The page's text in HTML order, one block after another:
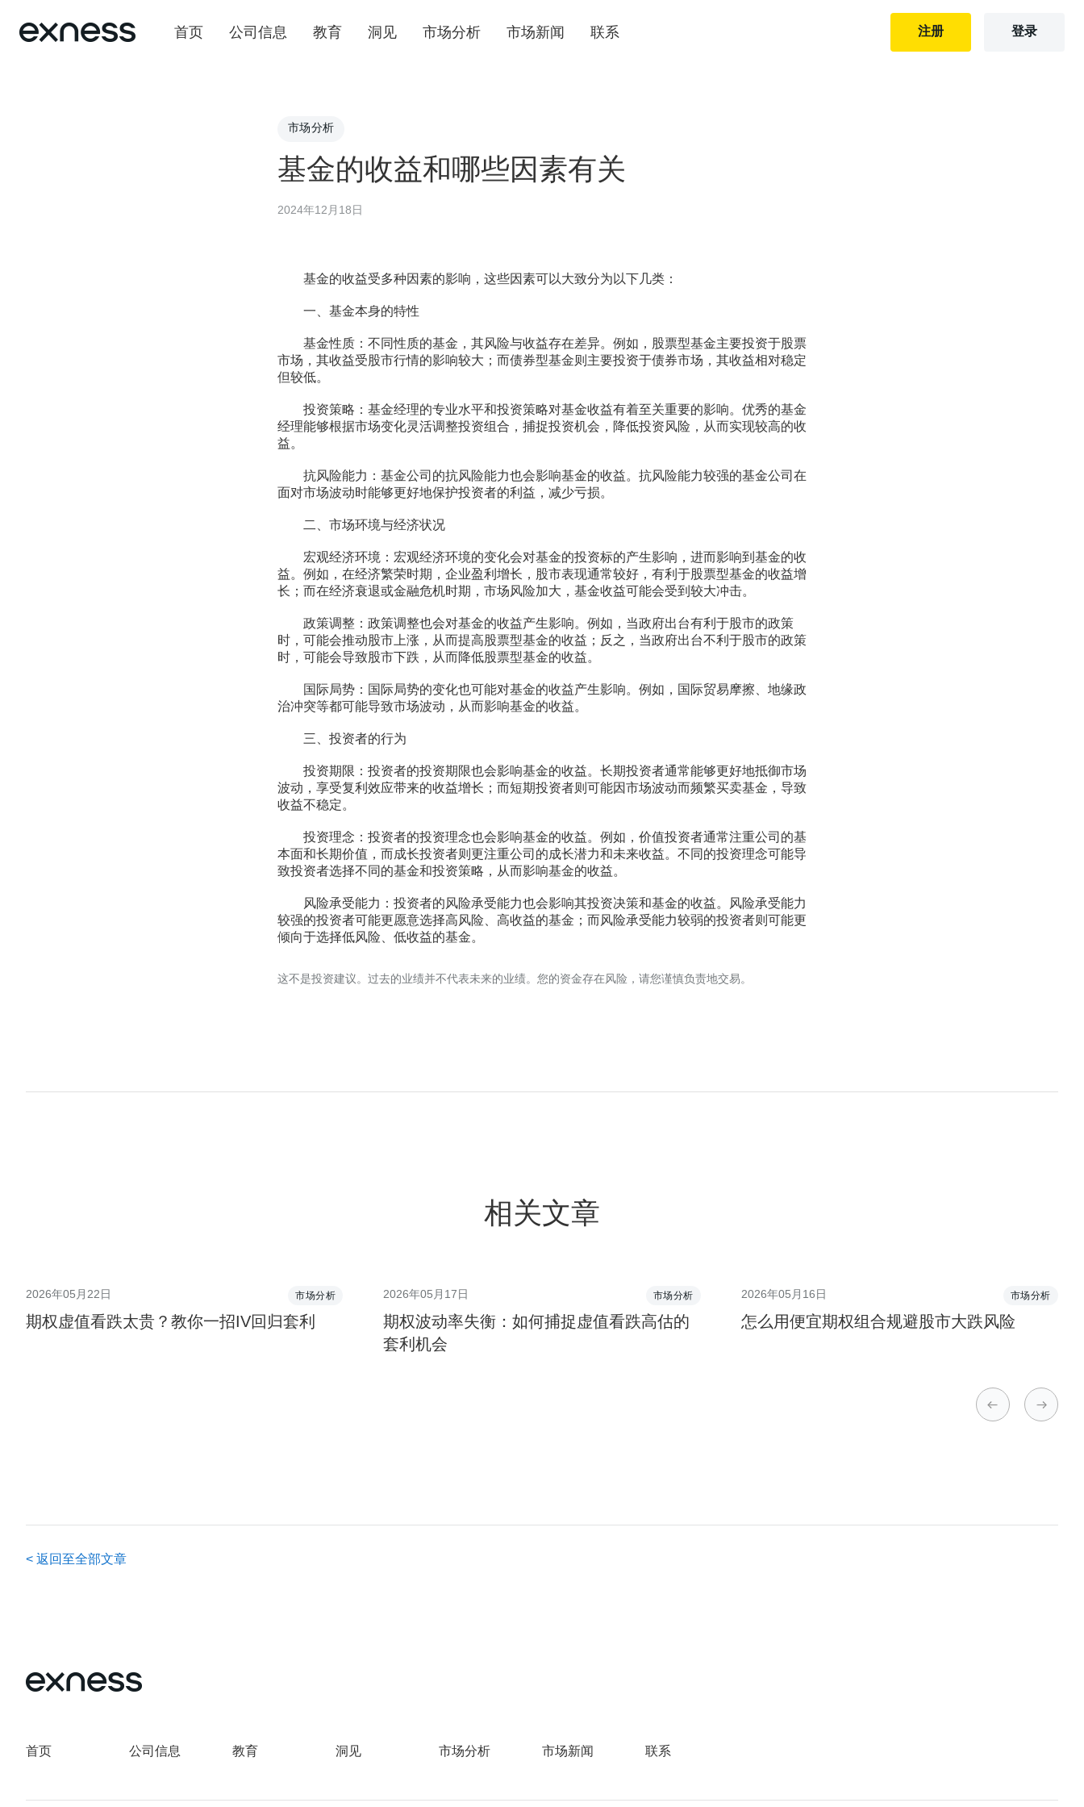
首页 公司信息 教育 洞见 市场分析 市场新闻 联系 注册 登录
市场分析
基金的收益和哪些因素有关
2024年12月18日
基金的收益受多种因素的影响，这些因素可以大致分为以下几类：
一、基金本身的特性
基金性质：不同性质的基金，其风险与收益存在差异。例如，股票型基金主要投资于股票
市场，其收益受股市行情的影响较大；而债券型基金则主要投资于债券市场，其收益相对稳定
但较低。
投资策略：基金经理的专业水平和投资策略对基金收益有着至关重要的影响。优秀的基金
经理能够根据市场变化灵活调整投资组合，捕捉投资机会，降低投资风险，从而实现较高的收
益。
抗风险能力：基金公司的抗风险能力也会影响基金的收益。抗风险能力较强的基金公司在
面对市场波动时能够更好地保护投资者的利益，减少亏损。
二、市场环境与经济状况
宏观经济环境：宏观经济环境的变化会对基金的投资标的产生影响，进而影响到基金的收
益。例如，在经济繁荣时期，企业盈利增长，股市表现通常较好，有利于股票型基金的收益增
长；而在经济衰退或金融危机时期，市场风险加大，基金收益可能会受到较大冲击。
政策调整：政策调整也会对基金的收益产生影响。例如，当政府出台有利于股市的政策
时，可能会推动股市上涨，从而提高股票型基金的收益；反之，当政府出台不利于股市的政策
时，可能会导致股市下跌，从而降低股票型基金的收益。
国际局势：国际局势的变化也可能对基金的收益产生影响。例如，国际贸易摩擦、地缘政
治冲突等都可能导致市场波动，从而影响基金的收益。
三、投资者的行为
投资期限：投资者的投资期限也会影响基金的收益。长期投资者通常能够更好地抵御市场
波动，享受复利效应带来的收益增长；而短期投资者则可能因市场波动而频繁买卖基金，导致
收益不稳定。
投资理念：投资者的投资理念也会影响基金的收益。例如，价值投资者通常注重公司的基
本面和长期价值，而成长投资者则更注重公司的成长潜力和未来收益。不同的投资理念可能导
致投资者选择不同的基金和投资策略，从而影响基金的收益。
风险承受能力：投资者的风险承受能力也会影响其投资决策和基金的收益。风险承受能力
较强的投资者可能更愿意选择高风险、高收益的基金；而风险承受能力较弱的投资者则可能更
倾向于选择低风险、低收益的基金。
这不是投资建议。过去的业绩并不代表未来的业绩。您的资金存在风险，请您谨慎负责地交易。
相关文章
2026年05月22日 市场分析
期权虚值看跌太贵？教你一招IV回归套利
2026年05月17日 市场分析
期权波动率失衡：如何捕捉虚值看跌高估的
套利机会
2026年05月16日 市场分析
怎么用便宜期权组合规避股市大跌风险
< 返回至全部文章
首页 公司信息 教育 洞见 市场分析 市场新闻 联系